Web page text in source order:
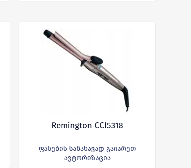
Remington CCI5318
ფასების სანახავად გაიარეთ
ავტორიზაცია